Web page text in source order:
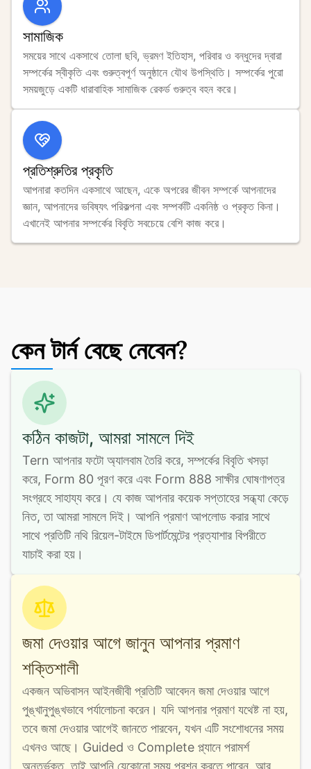
সামাজিক
সময়ের সাথে একসাথে তোলা ছবি, ভ্রমণ ইতিহাস, পরিবার ও বন্ধুদের দ্বারা
সম্পর্কের স্বীকৃতি এবং গুরুত্বপূর্ণ অনুষ্ঠানে যৌথ উপস্থিতি। সম্পর্কের পুরো
সময়জুড়ে একটি ধারাবাহিক সামাজিক রেকর্ড গুরুত্ব বহন করে।
প্রতিশ্রুতির প্রকৃতি
আপনারা কতদিন একসাথে আছেন, একে অপরের জীবন সম্পর্কে আপনাদের
জ্ঞান, আপনাদের ভবিষ্যৎ পরিকল্পনা এবং সম্পর্কটি একনিষ্ঠ ও প্রকৃত কিনা।
এখানেই আপনার সম্পর্কের বিবৃতি সবচেয়ে বেশি কাজ করে।
কেন টার্ন বেছে নেবেন?
কঠিন কাজটা, আমরা সামলে দিই
Tern আপনার ফটো অ্যালবাম তৈরি করে, সম্পর্কের বিবৃতি খসড়া
করে, Form 80 পূরণ করে এবং Form 888 সাক্ষীর ঘোষণাপত্র
সংগ্রহে সাহায্য করে। যে কাজ আপনার কয়েক সপ্তাহের সন্ধ্যা কেড়ে
নিত, তা আমরা সামলে দিই। আপনি প্রমাণ আপলোড করার সাথে
সাথে প্রতিটি নথি রিয়েল-টাইমে ডিপার্টমেন্টের প্রত্যাশার বিপরীতে
যাচাই করা হয়।
জমা দেওয়ার আগে জানুন আপনার প্রমাণ
শক্তিশালী
একজন অভিবাসন আইনজীবী প্রতিটি আবেদন জমা দেওয়ার আগে
পুঙ্খানুপুঙ্খভাবে পর্যালোচনা করেন। যদি আপনার প্রমাণ যথেষ্ট না হয়,
তবে জমা দেওয়ার আগেই জানতে পারবেন, যখন এটি সংশোধনের সময়
এখনও আছে। Guided ও Complete প্ল্যানে পরামর্শ
অন্তর্ভুক্ত, তাই আপনি যেকোনো সময় প্রশ্ন করতে পারেন, আর